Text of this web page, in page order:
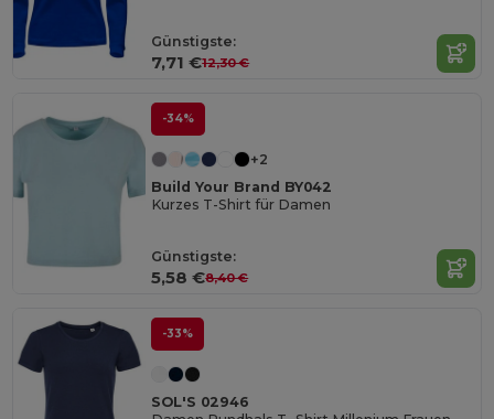
Günstigste:
7,71 €12,30 €
-34%
+2
Build Your Brand BY042
Kurzes T-Shirt für Damen
Günstigste:
5,58 €8,40 €
-33%
SOL'S 02946